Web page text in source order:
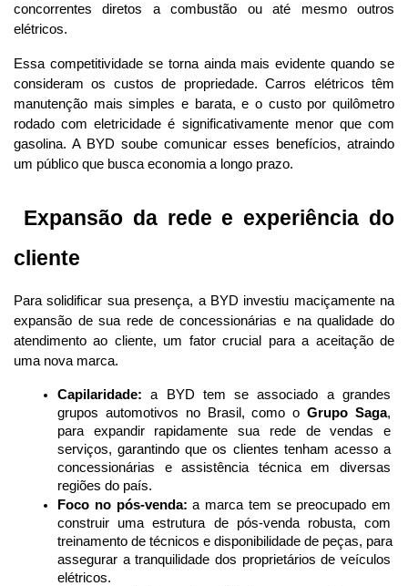
concorrentes diretos a combustão ou até mesmo outros
elétricos.
Essa competitividade se torna ainda mais evidente quando se
consideram os custos de propriedade. Carros elétricos têm
manutenção mais simples e barata, e o custo por quilômetro
rodado com eletricidade é significativamente menor que com
gasolina. A BYD soube comunicar esses benefícios, atraindo
um público que busca economia a longo prazo.
Expansão da rede e experiência do
cliente
Para solidificar sua presença, a BYD investiu maciçamente na
expansão de sua rede de concessionárias e na qualidade do
atendimento ao cliente, um fator crucial para a aceitação de
uma nova marca.
Capilaridade: a BYD tem se associado a grandes
grupos automotivos no Brasil, como o Grupo Saga,
para expandir rapidamente sua rede de vendas e
serviços, garantindo que os clientes tenham acesso a
concessionárias e assistência técnica em diversas
regiões do país.
Foco no pós-venda: a marca tem se preocupado em
construir uma estrutura de pós-venda robusta, com
treinamento de técnicos e disponibilidade de peças, para
assegurar a tranquilidade dos proprietários de veículos
elétricos.